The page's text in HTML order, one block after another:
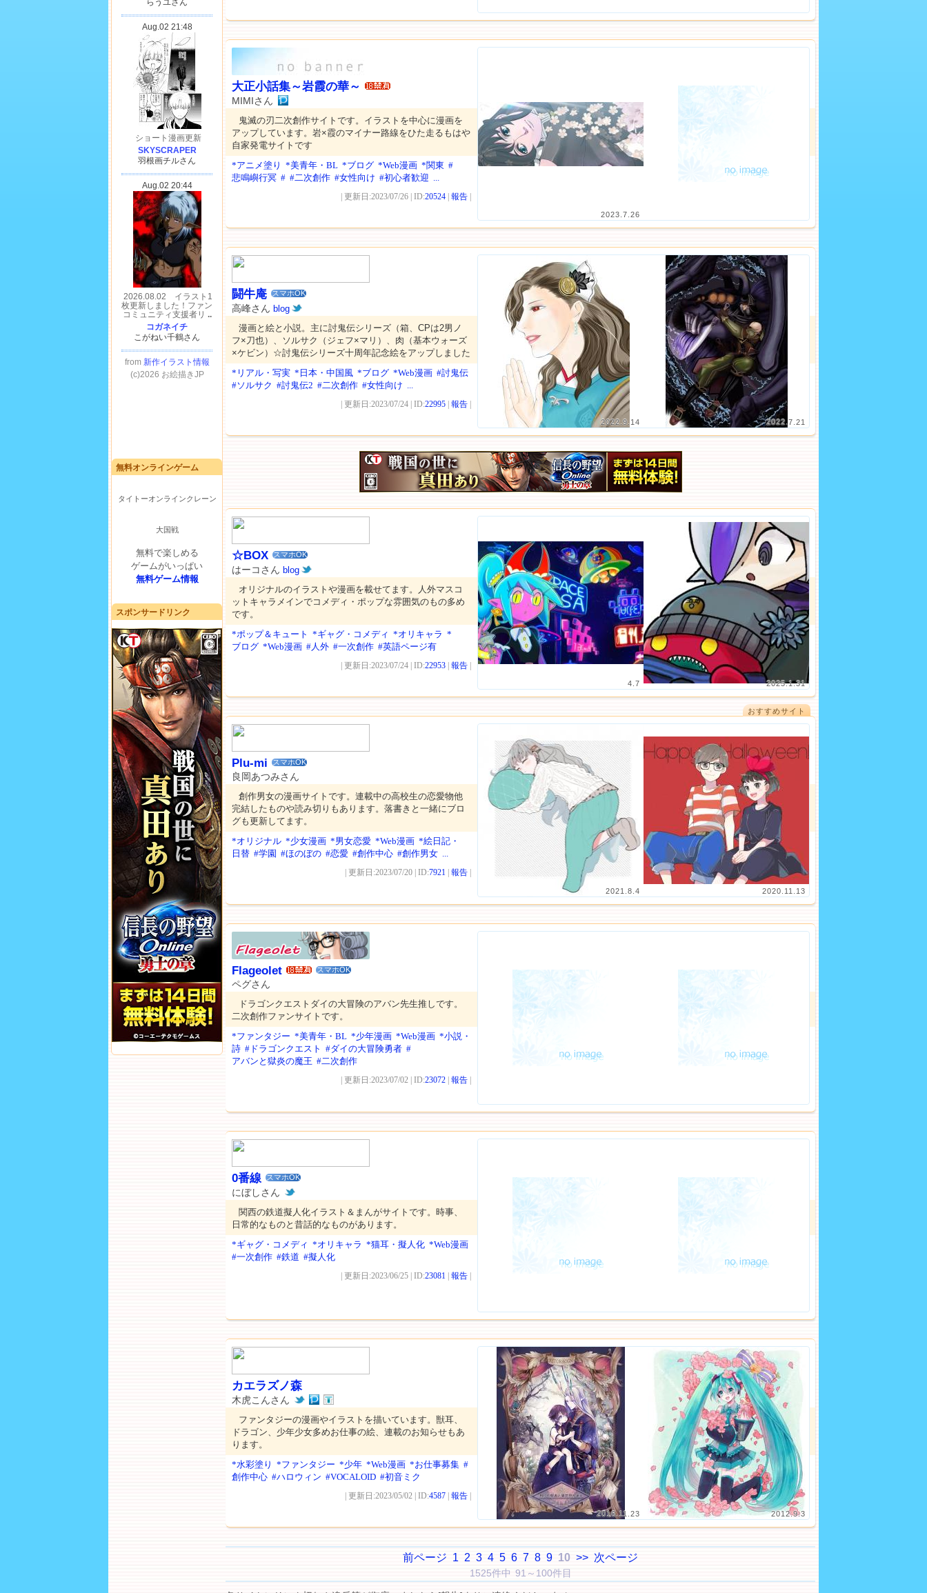
無料オンラインゲーム
タイトーオンラインクレーン
大国戦
無料で楽しめる
ゲームがいっぱい
無料ゲーム情報
スポンサードリンク
2023.7.26
大正小話集～岩霞の華～
MIMIさん
鬼滅の刃二次創作サイトです。イラストを中心に漫画を
アップしています。岩×霞のマイナー路線をひた走るもはや
自家発電サイトです
*アニメ塗り *美青年・BL *ブログ *Web漫画 *関東 #
悲鳴嶼行冥 # #二次創作 #女性向け #初心者歓迎 ...
| 更新日:2023/07/26 | ID:20524 報告
2022.9.14 2022.7.21
闘牛庵 スマホOK
高峰さん blog
漫画と絵と小説。主に討鬼伝シリーズ（箱、CPは2男ノ
フ×刀也）、ソルサク（ジェフ×マリ）、肉（基本ウォーズ
×ケビン）☆討鬼伝シリーズ十周年記念絵をアップしました
*リアル・写実 *日本・中国風 *ブログ *Web漫画 #討鬼伝
#ソルサク #討鬼伝2 #二次創作 #女性向け ...
| 更新日:2023/07/24 | ID:22995 報告
4.7 2025.1.31
☆BOX スマホOK
はーコさん blog
オリジナルのイラストや漫画を載せてます。人外マスコ
ットキャラメインでコメディ・ポップな雰囲気のもの多め
です。
*ポップ＆キュート *ギャグ・コメディ *オリキャラ *
ブログ *Web漫画 #人外 #一次創作 #英語ページ有
| 更新日:2023/07/24 | ID:22953 報告
おすすめサイト
2021.8.4 2020.11.13
Plu-mi スマホOK
良岡あつみさん
創作男女の漫画サイトです。連載中の高校生の恋愛物他
完結したものや読み切りもあります。落書きと一緒にブロ
グも更新してます。
*オリジナル *少女漫画 *男女恋愛 *Web漫画 *絵日記・
日替 #学園 #ほのぼの #恋愛 #創作中心 #創作男女 ...
| 更新日:2023/07/20 | ID:7921 報告
Flageolet スマホOK
ペグさん
ドラゴンクエストダイの大冒険のアバン先生推しです。
二次創作ファンサイトです。
*ファンタジー *美青年・BL *少年漫画 *Web漫画 *小説・
詩 #ドラゴンクエスト #ダイの大冒険勇者 #
アバンと獄炎の魔王 #二次創作
| 更新日:2023/07/02 | ID:23072 報告
0番線 スマホOK
にぼしさん
関西の鉄道擬人化イラスト＆まんがサイトです。時事、
日常的なものと昔話的なものがあります。
*ギャグ・コメディ *オリキャラ *猫耳・擬人化 *Web漫画
#一次創作 #鉄道 #擬人化
| 更新日:2023/06/25 | ID:23081 報告
2016.11.23 2012.9.3
カエラズノ森
木虎こんさん
ファンタジーの漫画やイラストを描いています。獣耳、
ドラゴン、少年少女多めお仕事の絵、連載のお知らせもあ
ります。
*水彩塗り *ファンタジー *少年 *Web漫画 *お仕事募集 #
創作中心 #ハロウィン #VOCALOID #初音ミク
| 更新日:2023/05/02 | ID:4587 報告
前ページ 1 2 3 4 5 6 7 8 9 10 >> 次ページ
1525件中 91～100件目